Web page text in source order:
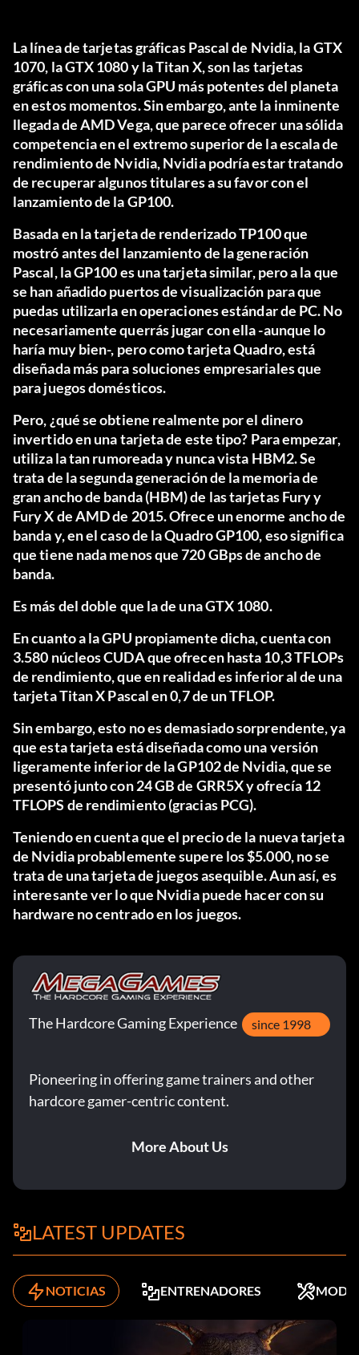
La línea de tarjetas gráficas Pascal de Nvidia, la GTX
1070, la GTX 1080 y la Titan X, son las tarjetas
gráficas con una sola GPU más potentes del planeta
en estos momentos. Sin embargo, ante la inminente
llegada de AMD Vega, que parece ofrecer una sólida
competencia en el extremo superior de la escala de
rendimiento de Nvidia, Nvidia podría estar tratando
de recuperar algunos titulares a su favor con el
lanzamiento de la GP100.
Basada en la tarjeta de renderizado TP100 que
mostró antes del lanzamiento de la generación
Pascal, la GP100 es una tarjeta similar, pero a la que
se han añadido puertos de visualización para que
puedas utilizarla en operaciones estándar de PC. No
necesariamente querrás jugar con ella -aunque lo
haría muy bien-, pero como tarjeta Quadro, está
diseñada más para soluciones empresariales que
para juegos domésticos.
Pero, ¿qué se obtiene realmente por el dinero
invertido en una tarjeta de este tipo? Para empezar,
utiliza la tan rumoreada y nunca vista HBM2. Se
trata de la segunda generación de la memoria de
gran ancho de banda (HBM) de las tarjetas Fury y
Fury X de AMD de 2015. Ofrece un enorme ancho de
banda y, en el caso de la Quadro GP100, eso significa
que tiene nada menos que 720 GBps de ancho de
banda.
Es más del doble que la de una GTX 1080.
En cuanto a la GPU propiamente dicha, cuenta con
3.580 núcleos CUDA que ofrecen hasta 10,3 TFLOPs
de rendimiento, que en realidad es inferior al de una
tarjeta Titan X Pascal en 0,7 de un TFLOP.
Sin embargo, esto no es demasiado sorprendente, ya
que esta tarjeta está diseñada como una versión
ligeramente inferior de la GP102 de Nvidia, que se
presentó junto con 24 GB de GRR5X y ofrecía 12
TFLOPS de rendimiento (graciasPCG).
Teniendo en cuenta que el precio de la nueva tarjeta
de Nvidia probablemente supere los $5.000, no se
trata de una tarjeta de juegos asequible. Aun así, es
interesante ver lo que Nvidia puede hacer con su
hardware no centrado en los juegos.
The Hardcore Gaming Experience since 1998
Pioneering in offering game trainers and other
hardcore gamer-centric content.
More About Us
LATEST UPDATES
NOTICIAS ENTRENADORES MODS